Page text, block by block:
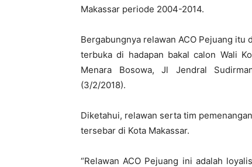
Makassar periode 2004-2014.
Bergabungnya relawan ACO Pejuang
terbuka di hadapan bakal calon Wali
Menara Bosowa, Jl Jendral
(3/2/2018).
Diketahui, relawan serta tim
tersebar di Kota Makassar.
“Relawan ACO Pejuang ini adalah